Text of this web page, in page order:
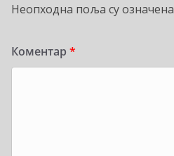
Неопходна поља су означена
Коментар *